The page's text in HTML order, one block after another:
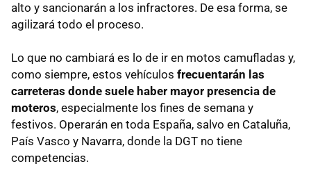
alto y sancionarán a los infractores. De esa forma, se
agilizará todo el proceso.
Lo que no cambiará es lo de ir en motos camufladas y,
como siempre, estos vehículos frecuentarán las
carreteras donde suele haber mayor presencia de
moteros, especialmente los fines de semana y
festivos. Operarán en toda España, salvo en Cataluña,
País Vasco y Navarra, donde la DGT no tiene
competencias.